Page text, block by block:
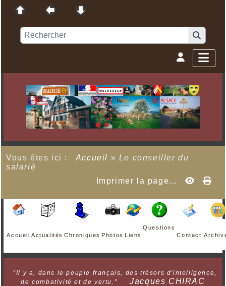
Vous êtes ici : Accueil » Le conseiller du
salarié
Imprimer la page...
Accueil Actualités Chroniques Photos Liens
Questions
Contact
“Il y a, dans le peuple français, des trésors d'intelligence,
de combativité et de vertu.”
Jacques CHIRAC